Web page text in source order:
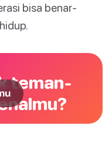
bisa benar-
teman-